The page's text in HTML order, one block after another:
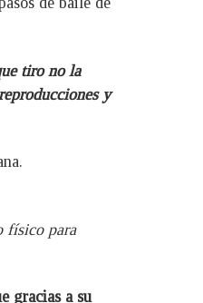
tiro no la
y
físico para
gracias a su